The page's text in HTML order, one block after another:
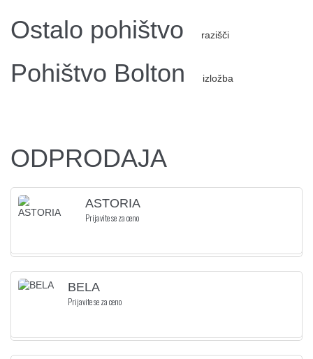
Ostalo pohištvo razišči
Pohištvo Bolton izložba
ODPRODAJA
ASTORIA
Prijavite se za ceno
BELA
Prijavite se za ceno